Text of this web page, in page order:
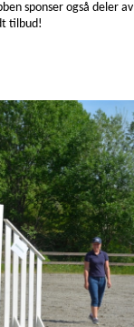
sponser også deler av
tilbud!